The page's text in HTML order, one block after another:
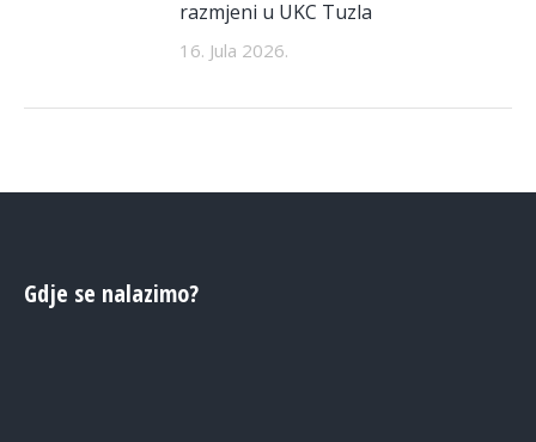
razmjeni u UKC Tuzla
16. Jula 2026.
Gdje se nalazimo?